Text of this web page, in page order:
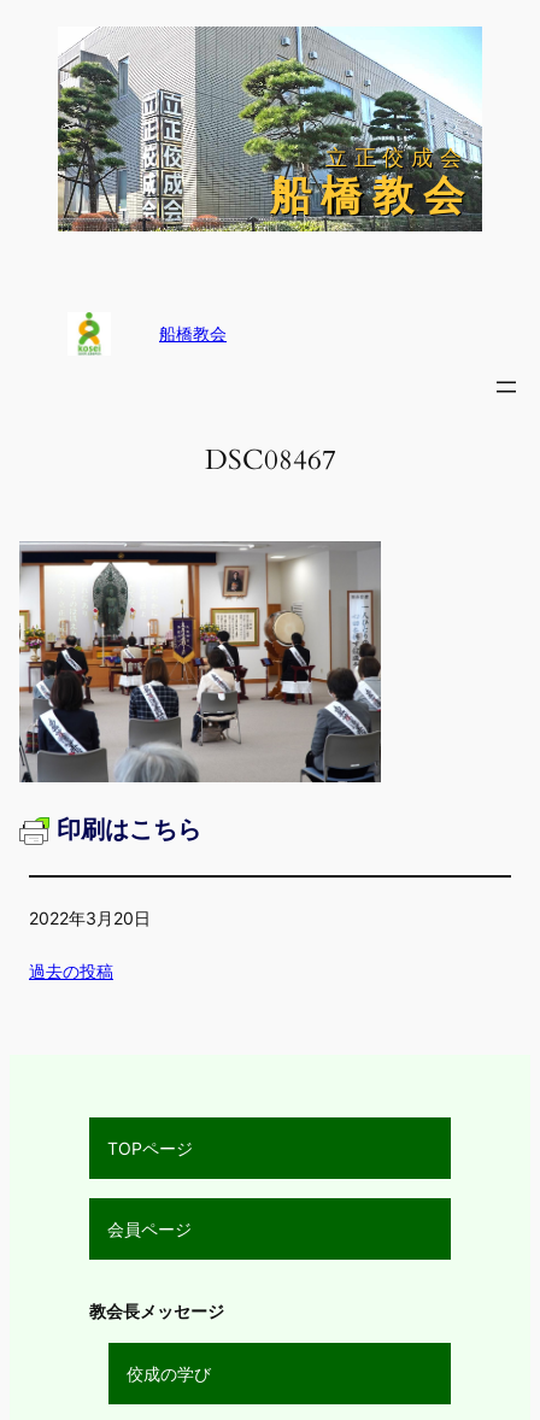
立正佼成会
立正佼成会
船 橋 教 会
船 橋 教 会
船橋教会
DSC08467
印刷はこちら
2022年3月20日
過去の投稿
TOPページ
会員ページ
教会長メッセージ
佼成の学び